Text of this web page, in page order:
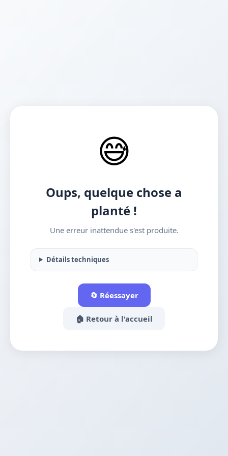
😅
Oups, quelque chose a
planté !
Une erreur inattendue s'est produite.
Détails techniques
🔄 Réessayer
🏠 Retour à l'accueil